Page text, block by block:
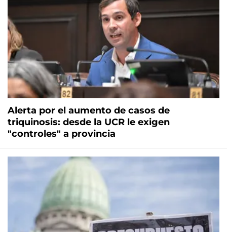
Alerta por el aumento de casos de
triquinosis: desde la UCR le exigen
"controles" a provincia